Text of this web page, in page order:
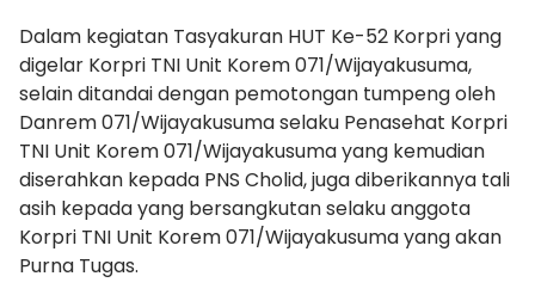
Dalam kegiatan Tasyakuran HUT Ke-52 Korpri yang
digelar Korpri TNI Unit Korem 071/Wijayakusuma,
selain ditandai dengan pemotongan tumpeng oleh
Danrem 071/Wijayakusuma selaku Penasehat Korpri
TNI Unit Korem 071/Wijayakusuma yang kemudian
diserahkan kepada PNS Cholid, juga diberikannya tali
asih kepada yang bersangkutan selaku anggota
Korpri TNI Unit Korem 071/Wijayakusuma yang akan
Purna Tugas.